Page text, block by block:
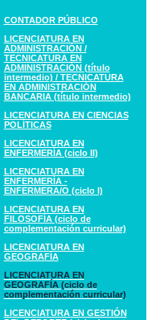
CONTADOR PÚBLICO
LICENCIATURA EN
ADMINISTRACIÓN /
TECNICATURA EN
ADMINISTRACIÓN (título
intermedio) / TECNICATURA
EN ADMINISTRACIÓN
BANCARIA (título intermedio)
LICENCIATURA EN CIENCIAS
POLÍTICAS
LICENCIATURA EN
ENFERMERÍA (ciclo II)
LICENCIATURA EN
ENFERMERÍA -
ENFERMERA/O (ciclo I)
LICENCIATURA EN
FILOSOFÍA (ciclo de
complementación curricular)
LICENCIATURA EN
GEOGRAFÍA
LICENCIATURA EN
GEOGRAFÍA (ciclo de
complementación curricular)
LICENCIATURA EN GESTIÓN